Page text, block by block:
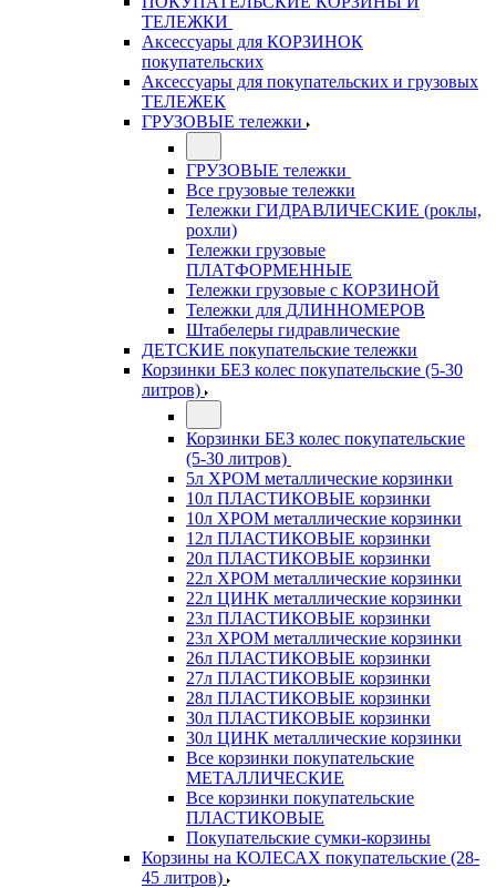
ТЕЛЕЖКИ
Аксессуары для КОРЗИНОК
покупательских
Аксессуары для покупательских и грузовых
ТЕЛЕЖЕК
ГРУЗОВЫЕ тележки
ГРУЗОВЫЕ тележки
Все грузовые тележки
Тележки ГИДРАВЛИЧЕСКИЕ (роклы,
рохли)
Тележки грузовые
ПЛАТФОРМЕННЫЕ
Тележки грузовые с КОРЗИНОЙ
Тележки для ДЛИННОМЕРОВ
Штабелеры гидравлические
ДЕТСКИЕ покупательские тележки
Корзинки БЕЗ колес покупательские (5-30
литров)
Корзинки БЕЗ колес покупательские
(5-30 литров)
5л ХРОМ металлические корзинки
10л ПЛАСТИКОВЫЕ корзинки
10л ХРОМ металлические корзинки
12л ПЛАСТИКОВЫЕ корзинки
20л ПЛАСТИКОВЫЕ корзинки
22л ХРОМ металлические корзинки
22л ЦИНК металлические корзинки
23л ПЛАСТИКОВЫЕ корзинки
23л ХРОМ металлические корзинки
26л ПЛАСТИКОВЫЕ корзинки
27л ПЛАСТИКОВЫЕ корзинки
28л ПЛАСТИКОВЫЕ корзинки
30л ПЛАСТИКОВЫЕ корзинки
30л ЦИНК металлические корзинки
Все корзинки покупательские
МЕТАЛЛИЧЕСКИЕ
Все корзинки покупательские
ПЛАСТИКОВЫЕ
Покупательские сумки-корзины
Корзины на КОЛЕСАХ покупательские (28-
45 литров)